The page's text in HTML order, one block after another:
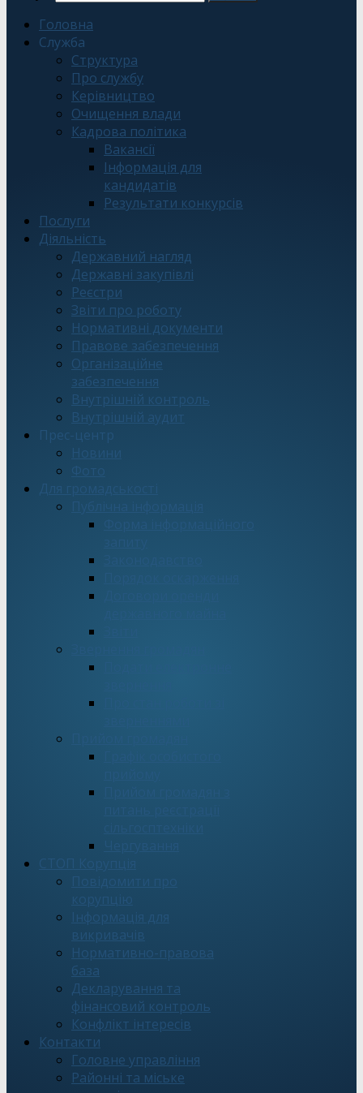
Головна
Служба
Структура
Про службу
Керівництво
Очищення влади
Кадрова політика
Вакансії
Інформація для
кандидатів
Результати конкурсів
Послуги
Діяльність
Державний нагляд
Державні закупівлі
Реєстри
Звіти про роботу
Нормативні документи
Правове забезпечення
Організаційне
забезпечення
Внутрішній контроль
Внутрішній аудит
Прес-центр
Новини
Фото
Для громадськості
СТОП Корупція
Повідомити про
корупцію
Інформація для
викривачів
Нормативно-правова
база
Декларування та
фінансовий контроль
Конфлікт інтересів
Контакти
Головне управління
Районні та міське